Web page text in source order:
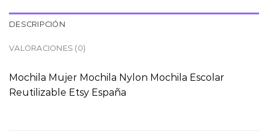
DESCRIPCIÓN
VALORACIONES (0)
Mochila Mujer Mochila Nylon Mochila Escolar
Reutilizable Etsy España